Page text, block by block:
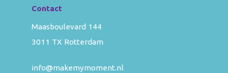
Contact
Maasboulevard 144
3011 TX Rotterdam
info@makemymoment.nl